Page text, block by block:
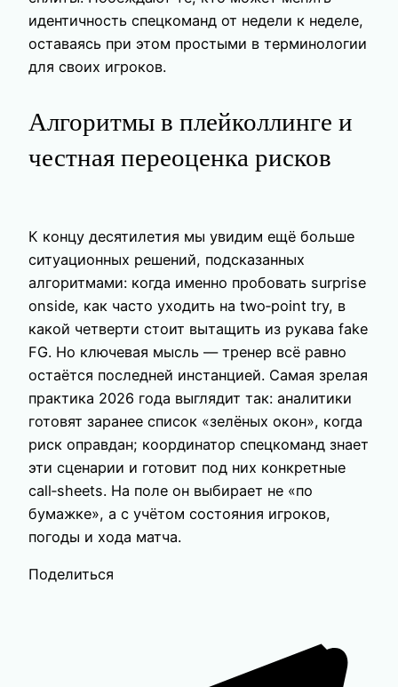
идентичность спецкоманд от недели к неделе,
оставаясь при этом простыми в терминологии
для своих игроков.
Алгоритмы в плейколлинге и
честная переоценка рисков
К концу десятилетия мы увидим ещё больше
ситуационных решений, подсказанных
алгоритмами: когда именно пробовать surprise
onside, как часто уходить на two‑point try, в
какой четверти стоит вытащить из рукава fake
FG. Но ключевая мысль — тренер всё равно
остаётся последней инстанцией. Самая зрелая
практика 2026 года выглядит так: аналитики
готовят заранее список «зелёных окон», когда
риск оправдан; координатор спецкоманд знает
эти сценарии и готовит под них конкретные
call‑sheets. На поле он выбирает не «по
бумажке», а с учётом состояния игроков,
погоды и хода матча.
Поделиться